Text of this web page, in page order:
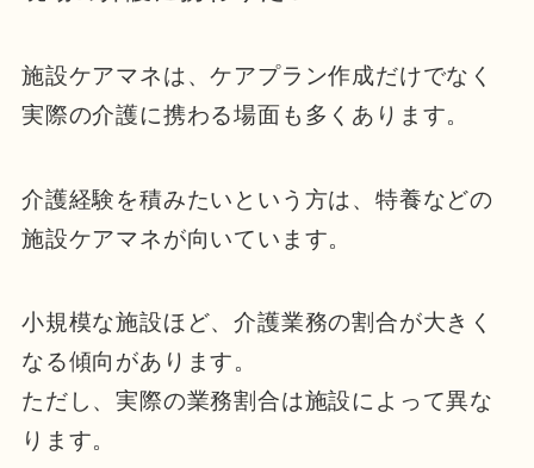
施設ケアマネは、ケアプラン作成だけでなく
実際の介護に携わる場面も多くあります。
介護経験を積みたいという方は、特養などの
施設ケアマネが向いています。
小規模な施設ほど、介護業務の割合が大きく
なる傾向があります。
ただし、実際の業務割合は施設によって異な
ります。